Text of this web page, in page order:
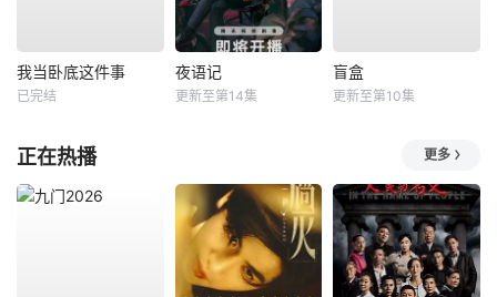
我当卧底这件事
已完结
夜语记
更新至第14集
盲盒
更新至第10集
正在热播 更多